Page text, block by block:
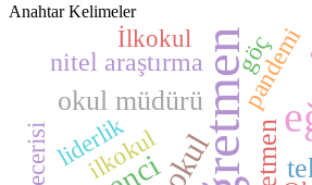
Anahtar Kelimeler
öğretmen
okul
okul müdürü
nitel araştırma
ilkokul
pandemi
İlkokul
liderlik
göç